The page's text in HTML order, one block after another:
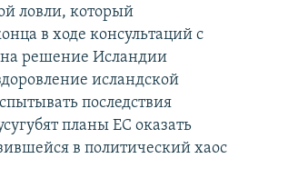
ловли, который
в ходе консультаций с
решение Исландии
исландской
последствия
планы ЕС оказать
в политический хаос